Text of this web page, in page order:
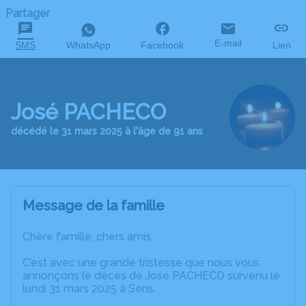
Partager
SMS WhatsApp Facebook E-mail Lien
José PACHECO
décédé le 31 mars 2025 à l'âge de 91 ans
Message de la famille
Chère famille, chers amis,
C’est avec une grande tristesse que nous vous
annonçons le décès de José PACHECO survenu le
lundi 31 mars 2025 à Sens.